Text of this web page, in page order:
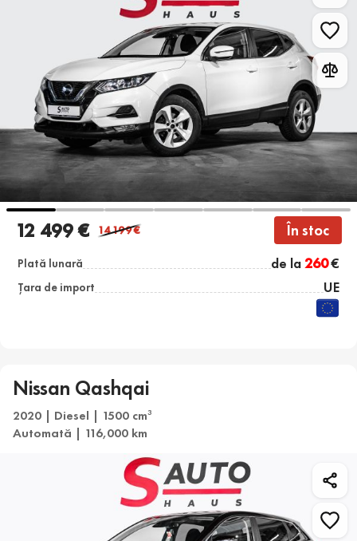
12 499 € 14 199€ În stoc
Plată lunară de la260€
Țara de import UE
Nissan Qashqai
2020 | Diesel | 1500 cm3
Automată | 116,000 km